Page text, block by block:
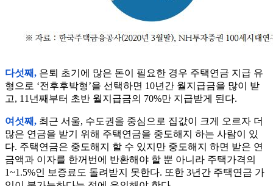
다섯째, 은퇴 초기에 많은 돈이 필요한 경우 주택연금 지급 유
형으로 ‘전후후박형’을 선택하면 10년간 월지급금을 많이 받
고, 11년째부터 초반 월지급금의 70%만 지급받게 된다.
여섯째, 최근 서울, 수도권을 중심으로 집값이 크게 오르자 더
많은 연금을 받기 위해 주택연금을 중도해지 하는 사람이 있
다. 주택연금은 중도해지 할 수 있지만 중도해지 하면 받은 연
금액과 이자를 한꺼번에 반환해야 할 뿐 아니라 주택가격의
1~1.5%인 보증료도 돌려받지 못한다. 또한 3년간 주택연금 가